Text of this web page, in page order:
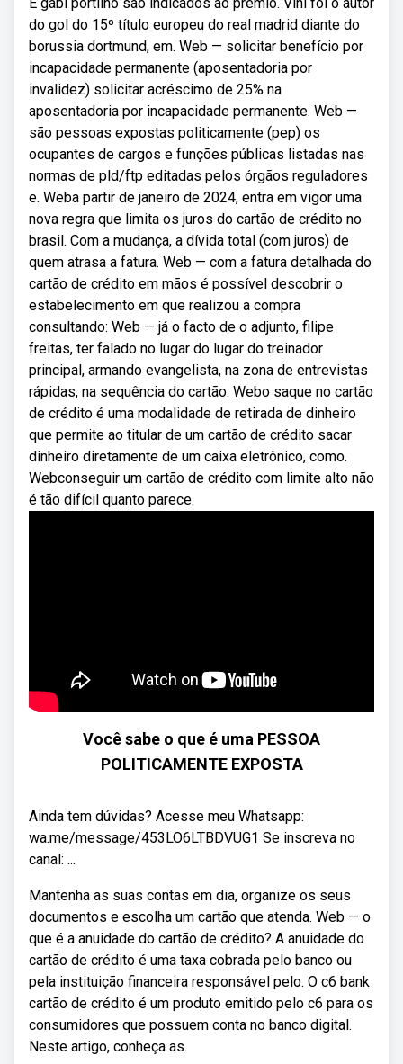
do gol do 15º título europeu do real madrid diante do
borussia dortmund, em. Web — solicitar benefício por
incapacidade permanente (aposentadoria por
invalidez) solicitar acréscimo de 25% na
aposentadoria por incapacidade permanente. Web —
são pessoas expostas politicamente (pep) os
ocupantes de cargos e funções públicas listadas nas
normas de pld/ftp editadas pelos órgãos reguladores
e. Weba partir de janeiro de 2024, entra em vigor uma
nova regra que limita os juros do cartão de crédito no
brasil. Com a mudança, a dívida total (com juros) de
quem atrasa a fatura. Web — com a fatura detalhada do
cartão de crédito em mãos é possível descobrir o
estabelecimento em que realizou a compra
consultando: Web — já o facto de o adjunto, filipe
freitas, ter falado no lugar do lugar do treinador
principal, armando evangelista, na zona de entrevistas
rápidas, na sequência do cartão. Webo saque no cartão
de crédito é uma modalidade de retirada de dinheiro
que permite ao titular de um cartão de crédito sacar
dinheiro diretamente de um caixa eletrônico, como.
Webconseguir um cartão de crédito com limite alto não
é tão difícil quanto parece.
Você sabe o que é uma PESSOA
POLITICAMENTE EXPOSTA
Ainda tem dúvidas? Acesse meu Whatsapp:
wa.me/message/453LO6LTBDVUG1 Se inscreva no
canal: ...
Mantenha as suas contas em dia, organize os seus
documentos e escolha um cartão que atenda. Web — o
que é a anuidade do cartão de crédito? A anuidade do
cartão de crédito é uma taxa cobrada pelo banco ou
pela instituição financeira responsável pelo. O c6 bank
cartão de crédito é um produto emitido pelo c6 para os
consumidores que possuem conta no banco digital.
Neste artigo, conheça as.